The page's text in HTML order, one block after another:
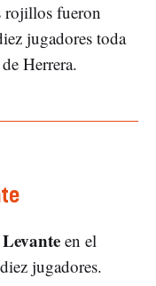
rojillos fueron
jugadores toda
Herrera.
en el
jugadores.